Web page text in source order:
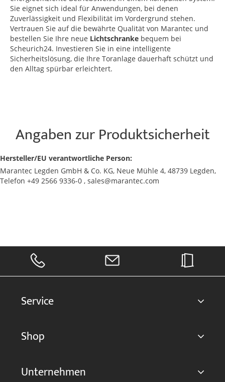
Sie eignet sich ideal für Anwendungen, bei denen
Zuverlässigkeit und Flexibilität im Vordergrund stehen.
Vertrauen Sie auf die bewährte Qualität von Marantec und
bestellen Sie Ihre neue Lichtschranke bequem bei
Scheurich24. Investieren Sie in eine intelligente
Sicherheitslösung, die Ihre Toranlage dauerhaft schützt und
den Alltag spürbar erleichtert.
Angaben zur Produktsicherheit
Hersteller/EU verantwortliche Person:
Marantec Legden GmbH & Co. KG, Neue Mühle 4, 48739 Legden,
Telefon +49 2566 9336-0 , sales@marantec.com
Service
Shop
Unternehmen